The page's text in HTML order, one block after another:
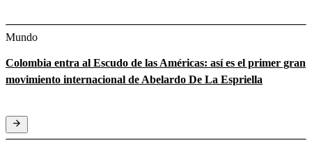
Mundo
Colombia entra al Escudo de las Américas: así es el primer gran
movimiento internacional de Abelardo De La Espriella